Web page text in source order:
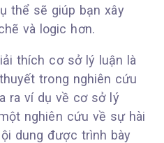
thể sẽ giúp bạn xây
và logic hơn.
thích cơ sở lý luận là
trong nghiên cứu
ra ví dụ về cơ sở lý
nghiên cứu về sự hài
dung được trình bày